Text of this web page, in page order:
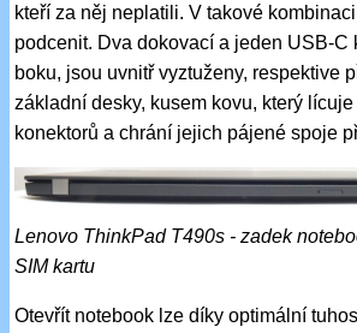
kteří za něj neplatili. V takové
podcenit. Dva dokovací a jeden USB-C
boku, jsou uvnitř vyztuženy, respektive
základní desky, kusem kovu, který
konektorů a chrání jejich pájené spoje
Lenovo ThinkPad T490s - zadek
SIM kartu
Otevřít notebook lze díky optimální